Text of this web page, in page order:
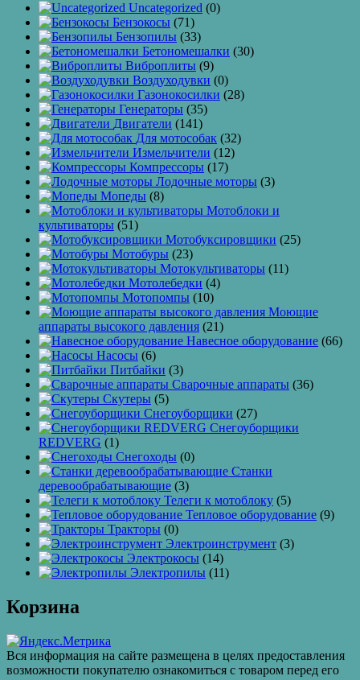
Uncategorized (0)
Бензокосы (71)
Бензопилы (33)
Бетономешалки (30)
Виброплиты (9)
Воздуходувки (0)
Газонокосилки (28)
Генераторы (35)
Двигатели (141)
Для мотособак (32)
Измельчители (12)
Компрессоры (17)
Лодочные моторы (3)
Мопеды (8)
Мотоблоки и
культиваторы (51)
Мотобуксировщики (25)
Мотобуры (23)
Мотокультиваторы (11)
Мотолебедки (4)
Мотопомпы (10)
Моющие
аппараты высокого давления (21)
Навесное оборудование (66)
Насосы (6)
Питбайки (3)
Сварочные аппараты (36)
Скутеры (5)
Снегоуборщики (27)
Снегоуборщики
REDVERG (1)
Снегоходы (0)
Станки
деревообрабатывающие (3)
Телеги к мотоблоку (5)
Тепловое оборудование (9)
Тракторы (0)
Электроинструмент (3)
Электрокосы (14)
Электропилы (11)
Корзина
Вся информация на сайте размещена в целях предоставления
возможности покупателю ознакомиться с товаром перед его